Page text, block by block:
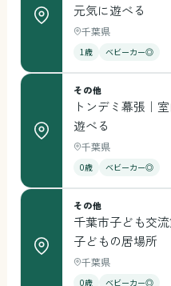
元気に遊べる
千葉県
1歳 ベビーカー◎
その他
トンデミ幕張｜
遊べる
千葉県
0歳 ベビーカー◎
その他
千葉市子ども交
子どもの居場所
千葉県
0歳 ベビーカー◎